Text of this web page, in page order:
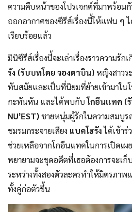
ความคืบหน้าของโปรเจกต์ที่มาพร้อม
ออกอากาศของซีรีส์เรื่องนี้ให้แฟน ๆ
เรียบร้อยแล้ว
มินิซีรีส์เรื่องนี้จะเล่าเรื่องราวความรัก
รัง (รับบทโดย จองดาบิน)หญิงสาวร
ทันสมัยและเป็นที่นิยมที่ย้ายเข้ามาในโ
กะทันหัน และได้พบกับโกอึนแทค (
NU’EST)ชายหนุ่มผู้รักในความสมบู
ชมรมกระจายเสียง แบคโฮรังได้เข้า
ช่วยเหลือจากโกอึนแทคในการเปิดเ
พยายามจะขุดอดีตที่เธอต้องการจะเ
ระหว่างทั้งสองตัวละครทำให้มิตรภา
ทั้งคู่ก่อตัวขึ้น